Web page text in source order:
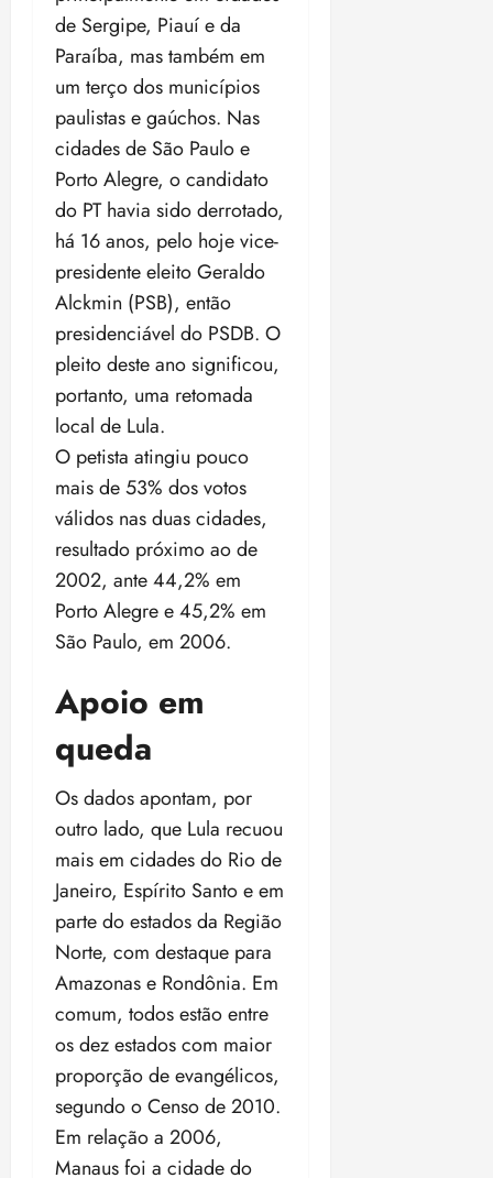
de Sergipe, Piauí e da
Paraíba, mas também em
um terço dos municípios
paulistas e gaúchos. Nas
cidades de São Paulo e
Porto Alegre, o candidato
do PT havia sido derrotado,
há 16 anos, pelo hoje vice-
presidente eleito Geraldo
Alckmin (PSB), então
presidenciável do PSDB. O
pleito deste ano significou,
portanto, uma retomada
local de Lula.
O petista atingiu pouco
mais de 53% dos votos
válidos nas duas cidades,
resultado próximo ao de
2002, ante 44,2% em
Porto Alegre e 45,2% em
São Paulo, em 2006.
Apoio em
queda
Os dados apontam, por
outro lado, que Lula recuou
mais em cidades do Rio de
Janeiro, Espírito Santo e em
parte do estados da Região
Norte, com destaque para
Amazonas e Rondônia. Em
comum, todos estão entre
os dez estados com maior
proporção de evangélicos,
segundo o Censo de 2010.
Em relação a 2006,
Manaus foi a cidade do